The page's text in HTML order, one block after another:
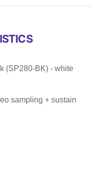
(SP280-BK) - white
sampling + sustain